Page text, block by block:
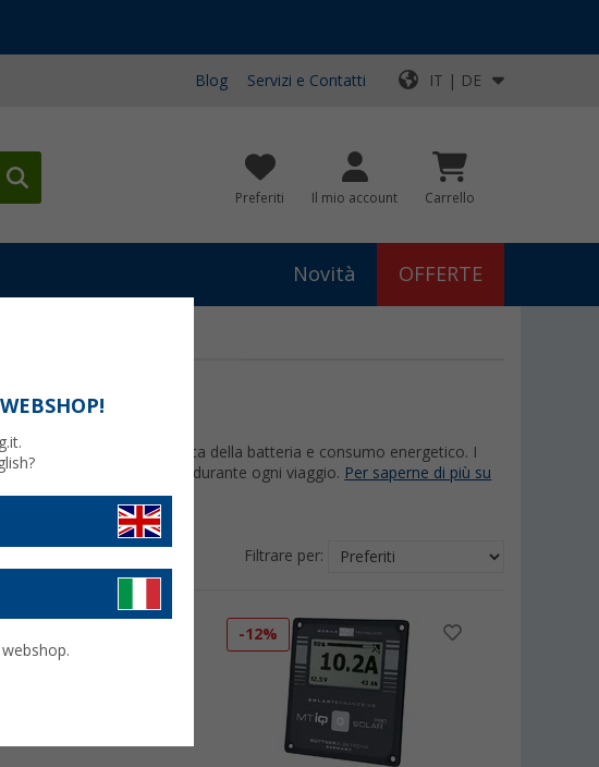
Blog Servizi e Contatti IT | DE
Preferiti Il mio account Carrello
Novità OFFERTE
reale produzione, carica della batteria e consumo energetico. I
ottimizzare l’autonomia durante ogni viaggio. Per saperne di più su
Filtrare per:
-12%